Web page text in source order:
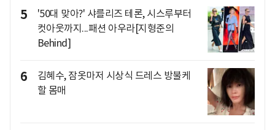
5
'50대 맞아?' 샤를리즈 테론, 시스루부터
컷아웃까지...패션 아우라[지형준의
Behind]
6
김혜수, 잠옷마저 시상식 드레스 방불케
할 몸매